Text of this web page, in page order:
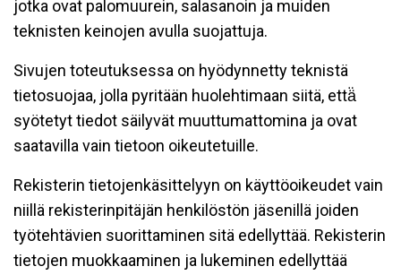
jotka ovat palomuurein, salasanoin ja muiden
teknisten keinojen avulla suojattuja.
Sivujen toteutuksessa on hyödynnetty teknistä
tietosuojaa, jolla pyritään huolehtimaan siitä, että̈
syötetyt tiedot säilyvät muuttumattomina ja ovat
saatavilla vain tietoon oikeutetuille.
Rekisterin tietojenkäsittelyyn on käyttöoikeudet vain
niillä rekisterinpitäjän henkilöstön jäsenillä joiden
työtehtävien suorittaminen sitä edellyttää. Rekisterin
tietojen muokkaaminen ja lukeminen edellyttää